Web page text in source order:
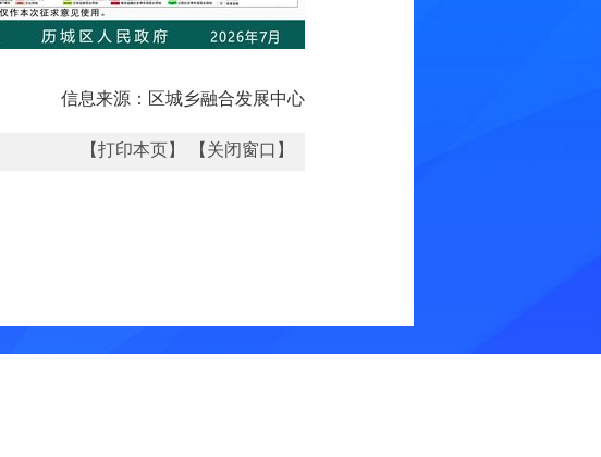
信息来源：区城乡融合发展中心
【打印本页】 【关闭窗口】